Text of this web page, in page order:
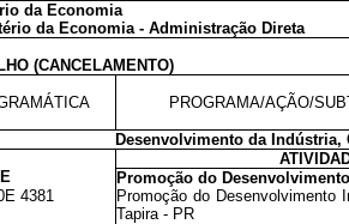
da Economia
da Economia - Administração Direta
(CANCELAMENTO)
PROGRAMA/AÇÃO/
Desenvolvimento da Indústria,
Promoção do
4381
Promoção do Desenvolvimento
Tapira - PR